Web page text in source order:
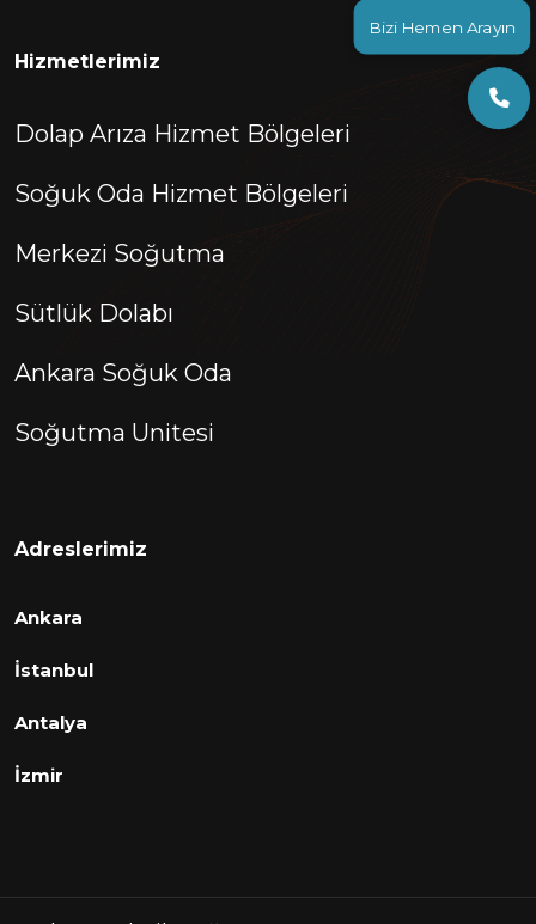
Bizi Hemen Arayın
Hizmetlerimiz
Dolap Arıza Hizmet Bölgeleri
Soğuk Oda Hizmet Bölgeleri
Merkezi Soğutma
Sütlük Dolabı
Ankara Soğuk Oda
Soğutma Unitesi
Adreslerimiz
Ankara
İstanbul
Antalya
İzmir